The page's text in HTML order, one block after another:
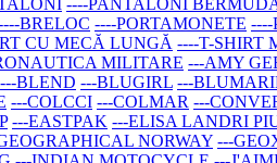
BRELOC ----PORTAMONETE ----
CU MECĂ LUNGĂ ----T-SHIRT
MILITARE ---AMY
---BLEND ---BLUGIRL ---
---COLCCI ---COLMAR ---
---EASTPAK ---ELISA LANDRI
NORWAY ---